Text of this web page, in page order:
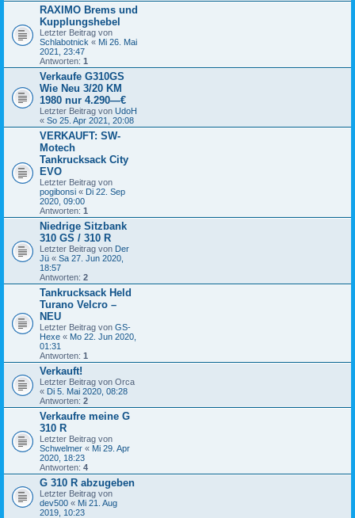
RAXIMO Brems und
Kupplungshebel
Letzter Beitrag von
Schlabotnick « Mi 26. Mai
2021, 23:47
Antworten: 1
Verkaufe G310GS
Wie Neu 3/20 KM
1980 nur 4.290—€
Letzter Beitrag von UdoH
« So 25. Apr 2021, 20:08
VERKAUFT: SW-
Motech
Tankrucksack City
EVO
Letzter Beitrag von
pogibonsi « Di 22. Sep
2020, 09:00
Antworten: 1
Niedrige Sitzbank
310 GS / 310 R
Letzter Beitrag von Der
Jü « Sa 27. Jun 2020,
18:57
Antworten: 2
Tankrucksack Held
Turano Velcro –
NEU
Letzter Beitrag von GS-
Hexe « Mo 22. Jun 2020,
01:31
Antworten: 1
Verkauft!
Letzter Beitrag von Orca
« Di 5. Mai 2020, 08:28
Antworten: 2
Verkaufre meine G
310 R
Letzter Beitrag von
Schwelmer « Mi 29. Apr
2020, 18:23
Antworten: 4
G 310 R abzugeben
Letzter Beitrag von
dev500 « Mi 21. Aug
2019, 10:23